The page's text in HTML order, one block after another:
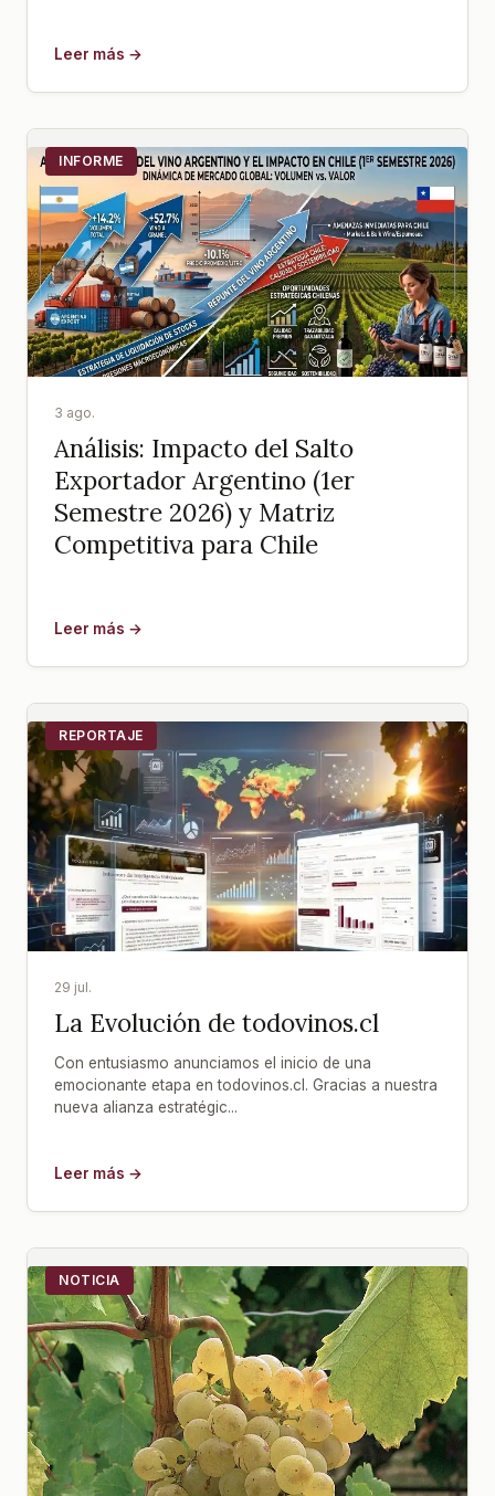
Leer más →
INFORME
3 ago.
Análisis: Impacto del Salto
Exportador Argentino (1er
Semestre 2026) y Matriz
Competitiva para Chile
Leer más →
REPORTAJE
29 jul.
La Evolución de todovinos.cl
Con entusiasmo anunciamos el inicio de una
emocionante etapa en todovinos.cl. Gracias a nuestra
nueva alianza estratégic...
Leer más →
NOTICIA